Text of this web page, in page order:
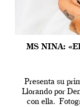
MS NINA:
Presenta su
Llorando por
con ella.